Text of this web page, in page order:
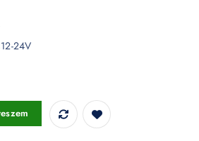
24V
300W - 3337 mennyiség